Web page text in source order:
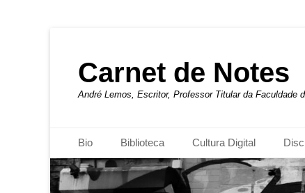
Carnet de Notes
André Lemos, Escritor, Professor Titular da Faculdade
Menu principal
para
o
conteúdo
Bio Biblioteca Cultura Digital